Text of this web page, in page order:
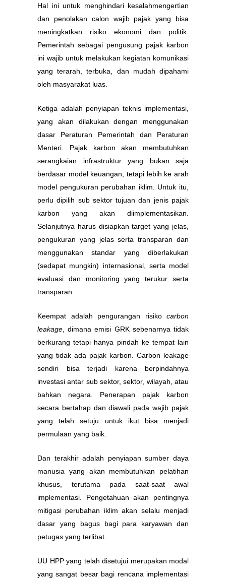
Hal ini untuk menghindari kesalahmengertian
dan penolakan calon wajib pajak yang bisa
meningkatkan risiko ekonomi dan politik.
Pemerintah sebagai pengusung pajak karbon
ini wajib untuk melakukan kegiatan komunikasi
yang terarah, terbuka, dan mudah dipahami
oleh masyarakat luas.
Ketiga adalah penyiapan teknis implementasi,
yang akan dilakukan dengan menggunakan
dasar Peraturan Pemerintah dan Peraturan
Menteri. Pajak karbon akan membutuhkan
serangkaian infrastruktur yang bukan saja
berdasar model keuangan, tetapi lebih ke arah
model pengukuran perubahan iklim. Untuk itu,
perlu dipilih sub sektor tujuan dan jenis pajak
karbon yang akan diimplementasikan.
Selanjutnya harus disiapkan target yang jelas,
pengukuran yang jelas serta transparan dan
menggunakan standar yang diberlakukan
(sedapat mungkin) internasional, serta model
evaluasi dan monitoring yang terukur serta
transparan.
Keempat adalah pengurangan risiko carbon
leakage , dimana emisi GRK sebenarnya tidak
berkurang tetapi hanya pindah ke tempat lain
yang tidak ada pajak karbon. Carbon leakage
sendiri bisa terjadi karena berpindahnya
investasi antar sub sektor, sektor, wilayah, atau
bahkan negara. Penerapan pajak karbon
secara bertahap dan diawali pada wajib pajak
yang telah setuju untuk ikut bisa menjadi
permulaan yang baik.
Dan terakhir adalah penyiapan sumber daya
manusia yang akan membutuhkan pelatihan
khusus, terutama pada saat-saat awal
implementasi. Pengetahuan akan pentingnya
mitigasi perubahan iklim akan selalu menjadi
dasar yang bagus bagi para karyawan dan
petugas yang terlibat.
UU HPP yang telah disetujui merupakan modal
yang sangat besar bagi rencana implementasi